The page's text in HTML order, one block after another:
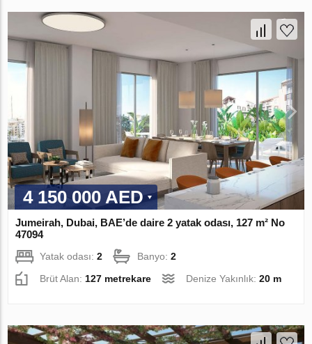
4 150 000 AED
Jumeirah, Dubai, BAE’de daire 2 yatak odası, 127 m² No
47094
Yatak odası:2 Banyo:2
Brüt Alan: 127 metrekare Denize Yakınlık:20 m